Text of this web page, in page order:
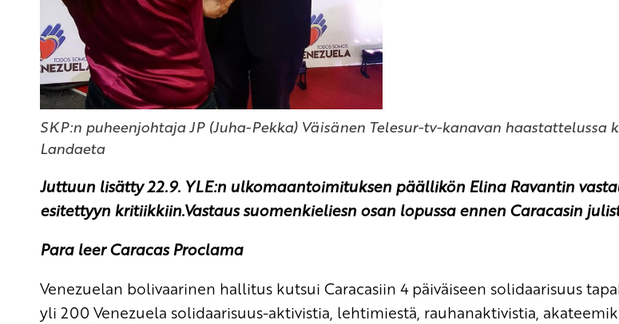
SKP:n puheenjohtaja JP (Juha-Pekka) Väisänen Telesur-tv-kanavan haastattelussa
Landaeta
Juttuun lisätty 22.9. YLE:n ulkomaantoimituksen päällikön Elina Ravantin
esitettyyn kritiikkiin.Vastaus suomenkieliesn osan lopussa ennen Caracasin
Para leer Caracas Proclama
Venezuelan bolivaarinen hallitus kutsui Caracasiin 4 päiväiseen solidaarisuus
yli 200 Venezuela solidaarisuus-aktivistia, lehtimiestä, rauhanaktivistia,